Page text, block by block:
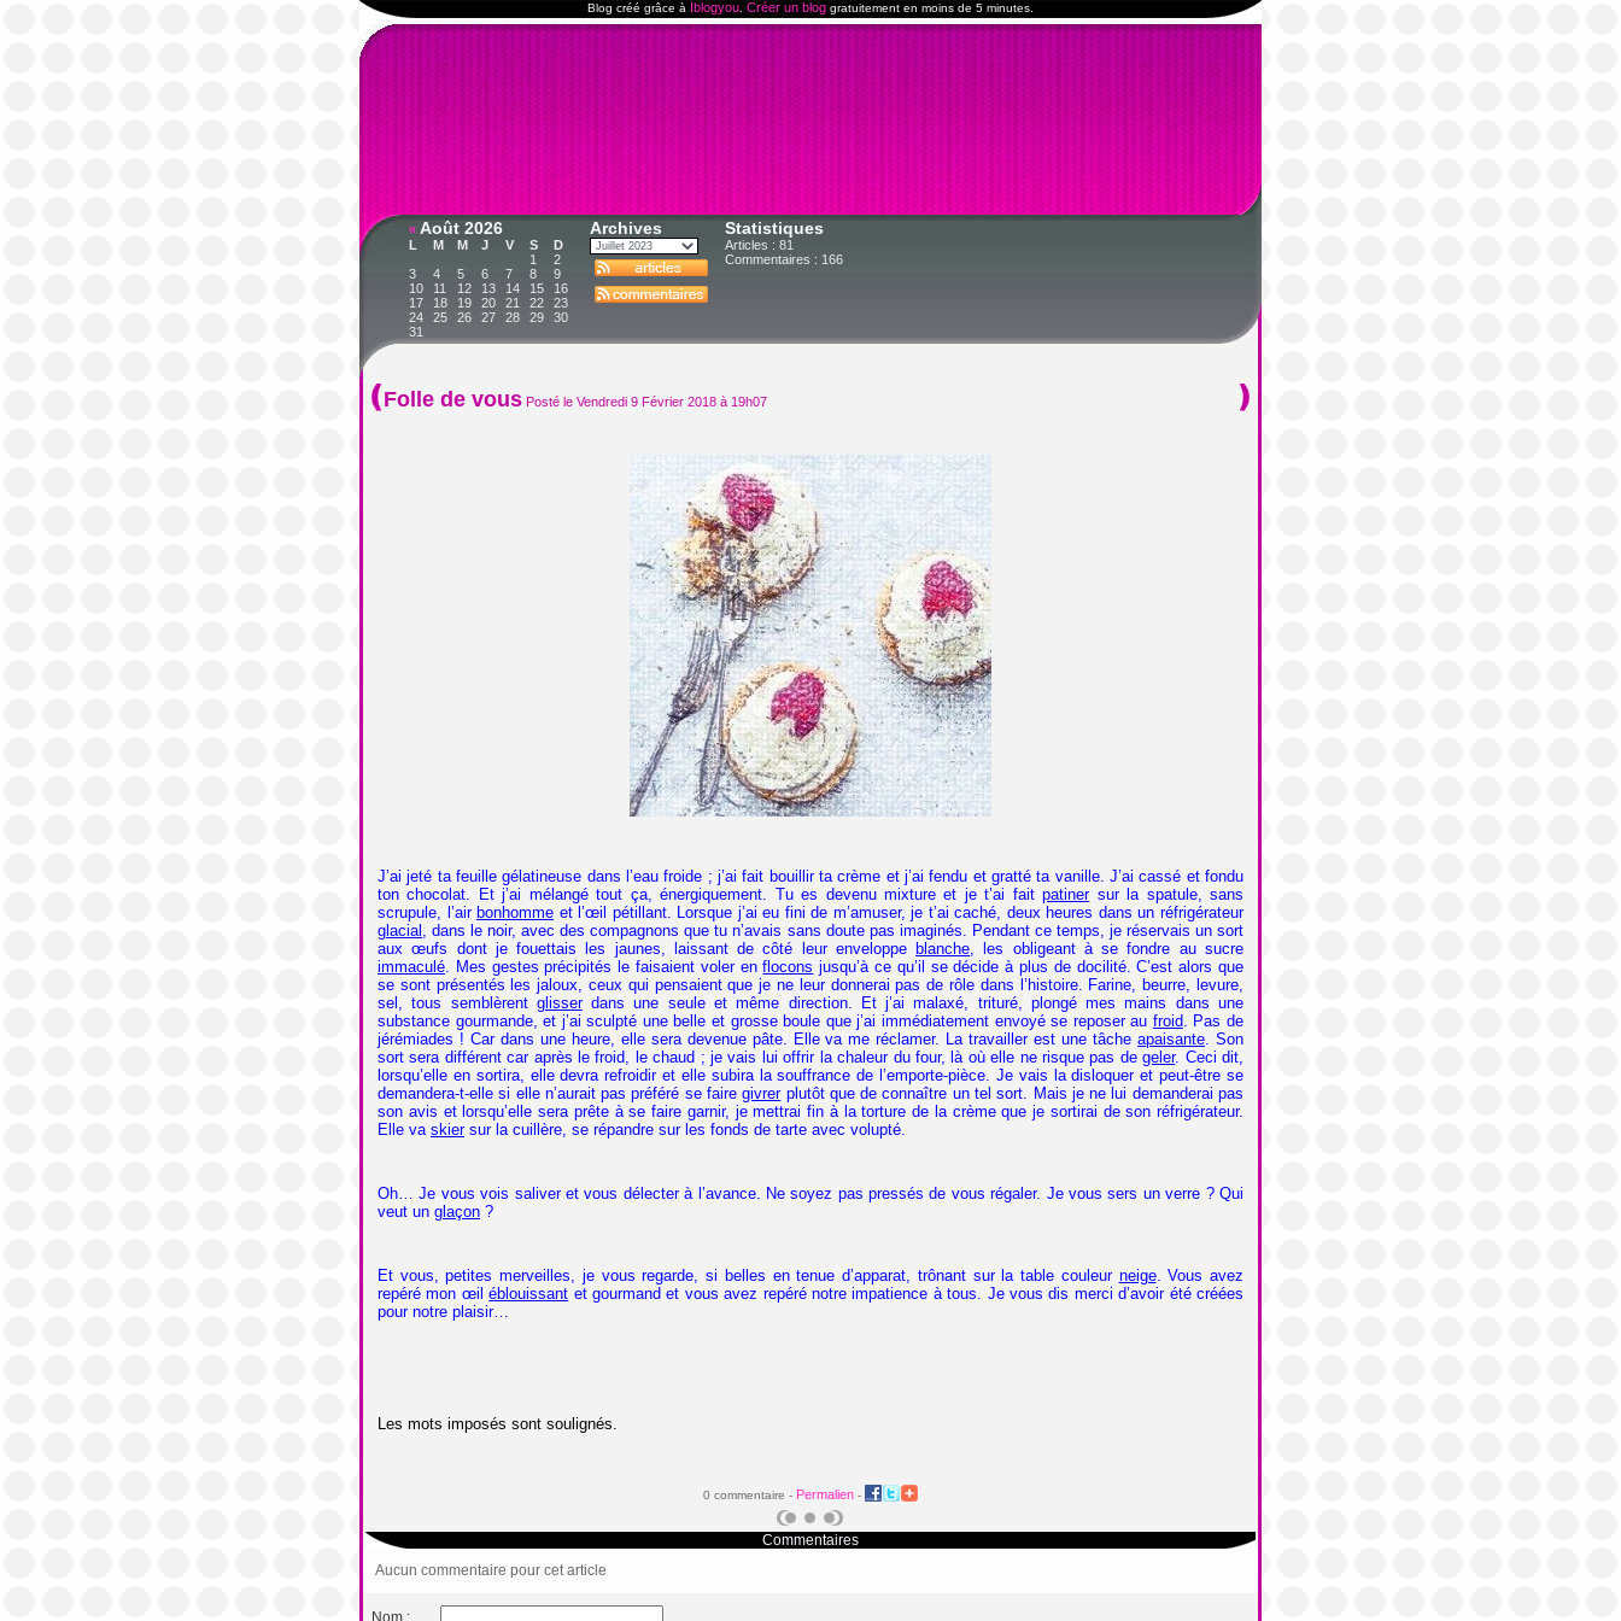
Blog créé grâce à Iblogyou Créer un blog gratuitement en moins de 5 minutes.
« Août 2026
L M M J V S
D
1
2
3
4 5 6 7 8
9
10
11 12 13 14 15
16
17
18 19 20 21 22
23
24
25 26 27 28 29
30
31
Archives Statistiques
Articles : 81
Commentaires : 166
Folle de vous Posté le Vendredi 9 Février 2018 à 19h07
J’ai jeté ta feuille gélatineuse dans l’eau froide ; j’ai fait bouillir ta crème et j’ai fendu et gratté ta vanille. J’ai cassé et fondu
ton chocolat. Et j’ai mélangé tout ça, énergiquement. Tu es devenu mixture et je t’ai faitpatinersur la spatule, sans
scrupule, l’air bonhomme et l’œil pétillant. Lorsque j’ai eu fini de m’amuser, je t’ai caché, deux heures dans un réfrigérateur
glacial , dans le noir, avec des compagnons que tu n’avais sans doute pas imaginés. Pendant ce temps, je réservais un sort
aux œufs dont je fouettais les jaunes, laissant de côté leur enveloppe blanche, les obligeant à se fondre au sucre
immaculé. Mes gestes précipités le faisaient voler enflocons jusqu’à ce qu’il se décide à plus de docilité. C’est alors que
se sont présentés les jaloux, ceux qui pensaient que je ne leur donnerai pas de rôle dans l’histoire. Farine, beurre, levure,
sel, tous semblèrent glisserdans une seule et même direction. Et j’ai malaxé, trituré, plongé mes mains dans une
substance gourmande, et j’ai sculpté une belle et grosse boule que j’ai immédiatement envoyé se reposer au froid. Pas de
jérémiades ! Car dans une heure, elle sera devenue pâte. Elle va me réclamer. La travailler est une tâcheapaisante. Son
sort sera différent car après le froid, le chaud ; je vais lui offrir la chaleur du four, là où elle ne risque pas degeler. Ceci dit,
lorsqu’elle en sortira, elle devra refroidir et elle subira la souffrance de l’emporte-pièce. Je vais la disloquer et peut-être se
demandera-t-elle si elle n’aurait pas préféré se fairegivrerplutôt que de connaître un tel sort. Mais je ne lui demanderai pas
son avis et lorsqu’elle sera prête à se faire garnir, je mettrai fin à la torture de la crème que je sortirai de son réfrigérateur.
Elle va skiersur la cuillère, se répandre sur les fonds de tarte avec volupté.
Oh… Je vous vois saliver et vous délecter à l’avance. Ne soyez pas pressés de vous régaler. Je vous sers un verre ? Qui
veut un glaçon ?
Et vous, petites merveilles, je vous regarde, si belles en tenue d’apparat, trônant sur la table couleur neige. Vous avez
repéré mon œiléblouissant et gourmand et vous avez repéré notre impatience à tous. Je vous dis merci d’avoir été créées
pour notre plaisir…
Les mots imposés sont soulignés.
0 commentaire - Permalien -
Commentaires
Aucun commentaire pour cet article
Nom :